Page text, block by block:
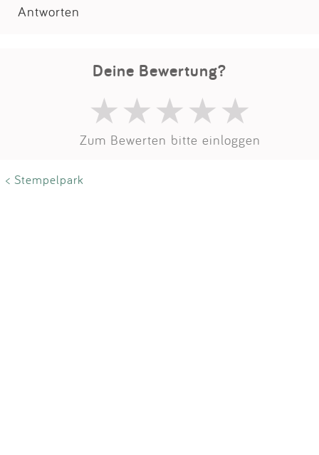
Antworten
Deine Bewertung?
Zum Bewerten bitte einloggen
< Stempelpark